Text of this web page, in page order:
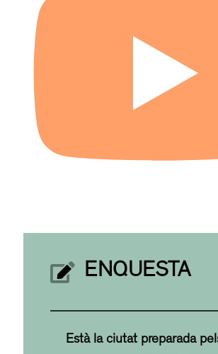
ENQUESTA
Està la ciutat preparada